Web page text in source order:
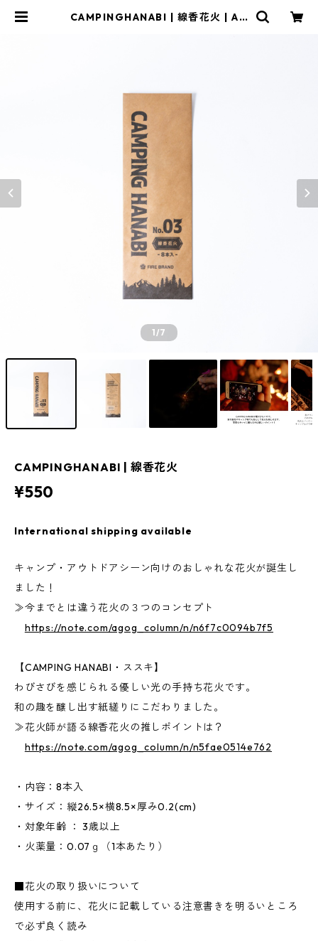
CAMPINGHANABI | 線香花火 | AG
1/7
CAMPINGHANABI | 線香花火
¥550
International shipping available
キャンプ・アウトドアシーン向けのおしゃれな花火が誕生し
ました！
≫今までとは違う花火の３つのコンセプト
https://note.com/agog_column/n/n6f7c0094b7f5
【CAMPING HANABI・ススキ】
わびさびを感じられる優しい光の手持ち花火です。
和の趣を醸し出す紙縒りにこだわりました。
≫花火師が語る線香花火の推しポイントは？
https://note.com/agog_column/n/n5fae0514e762
・内容：8本入
・サイズ：縦26.5×横8.5×厚み0.2(cm)
・対象年齢 ： 3歳以上
・火薬量：0.07ｇ（1本あたり）
■花火の取り扱いについて
使用する前に、花火に記載している注意書きを明るいところ
で必ず良く読み